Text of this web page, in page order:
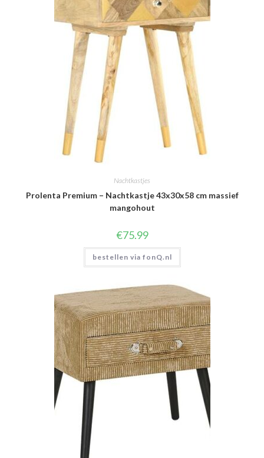
Nachtkastjes
Prolenta Premium – Nachtkastje 43x30x58 cm massief
mangohout
€75.99
bestellen via fonQ.nl